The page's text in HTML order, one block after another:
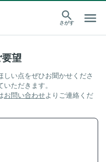
さがす
望
しい点をぜひお聞かせくださ
ただきます。
お問い合わせよりご連絡くだ